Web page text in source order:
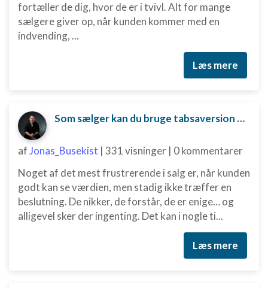
fortæller de dig, hvor de er i tvivl. Alt for mange
sælgere giver op, når kunden kommer med en
indvending, ...
Læs mere
Som sælger kan du bruge tabsaversion til at skubbe kunden mod en beslutning.
afJonas_Busekist | 331 visninger | 0 kommentarer
Noget af det mest frustrerende i salg er, når kunden
godt kan se værdien, men stadig ikke træffer en
beslutning. De nikker, de forstår, de er enige… og
alligevel sker der ingenting. Det kan i nogle ti...
Læs mere